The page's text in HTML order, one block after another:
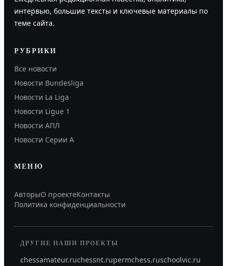
интервью, большие тексты и ключевые материалы по
теме сайта.
РУБРИКИ
Все новости
Новости Bundesliga
Новости La Liga
Новости Ligue 1
Новости АПЛ
Новости Серии А
МЕНЮ
АвторыО проектеКонтакты
Политика конфиденциальности
ДРУГИЕ НАШИ ПРОЕКТЫ
chessamateur.ruchessnt.rupermchess.ruschoolvic.ru